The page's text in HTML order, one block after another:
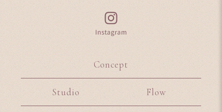
Concept
Studio Flow